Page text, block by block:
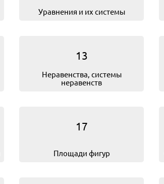
Уравнения и их системы
13
Не­ра­вен­ства, системы
неравенств
17
Площади фигур